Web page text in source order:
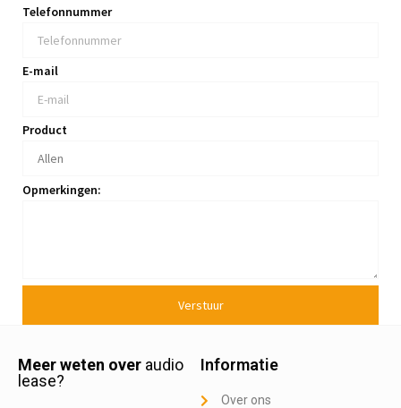
Telefonnummer
E-mail
Product
Opmerkingen:
Verstuur
Meer weten over audio
lease?
Informatie
Over ons